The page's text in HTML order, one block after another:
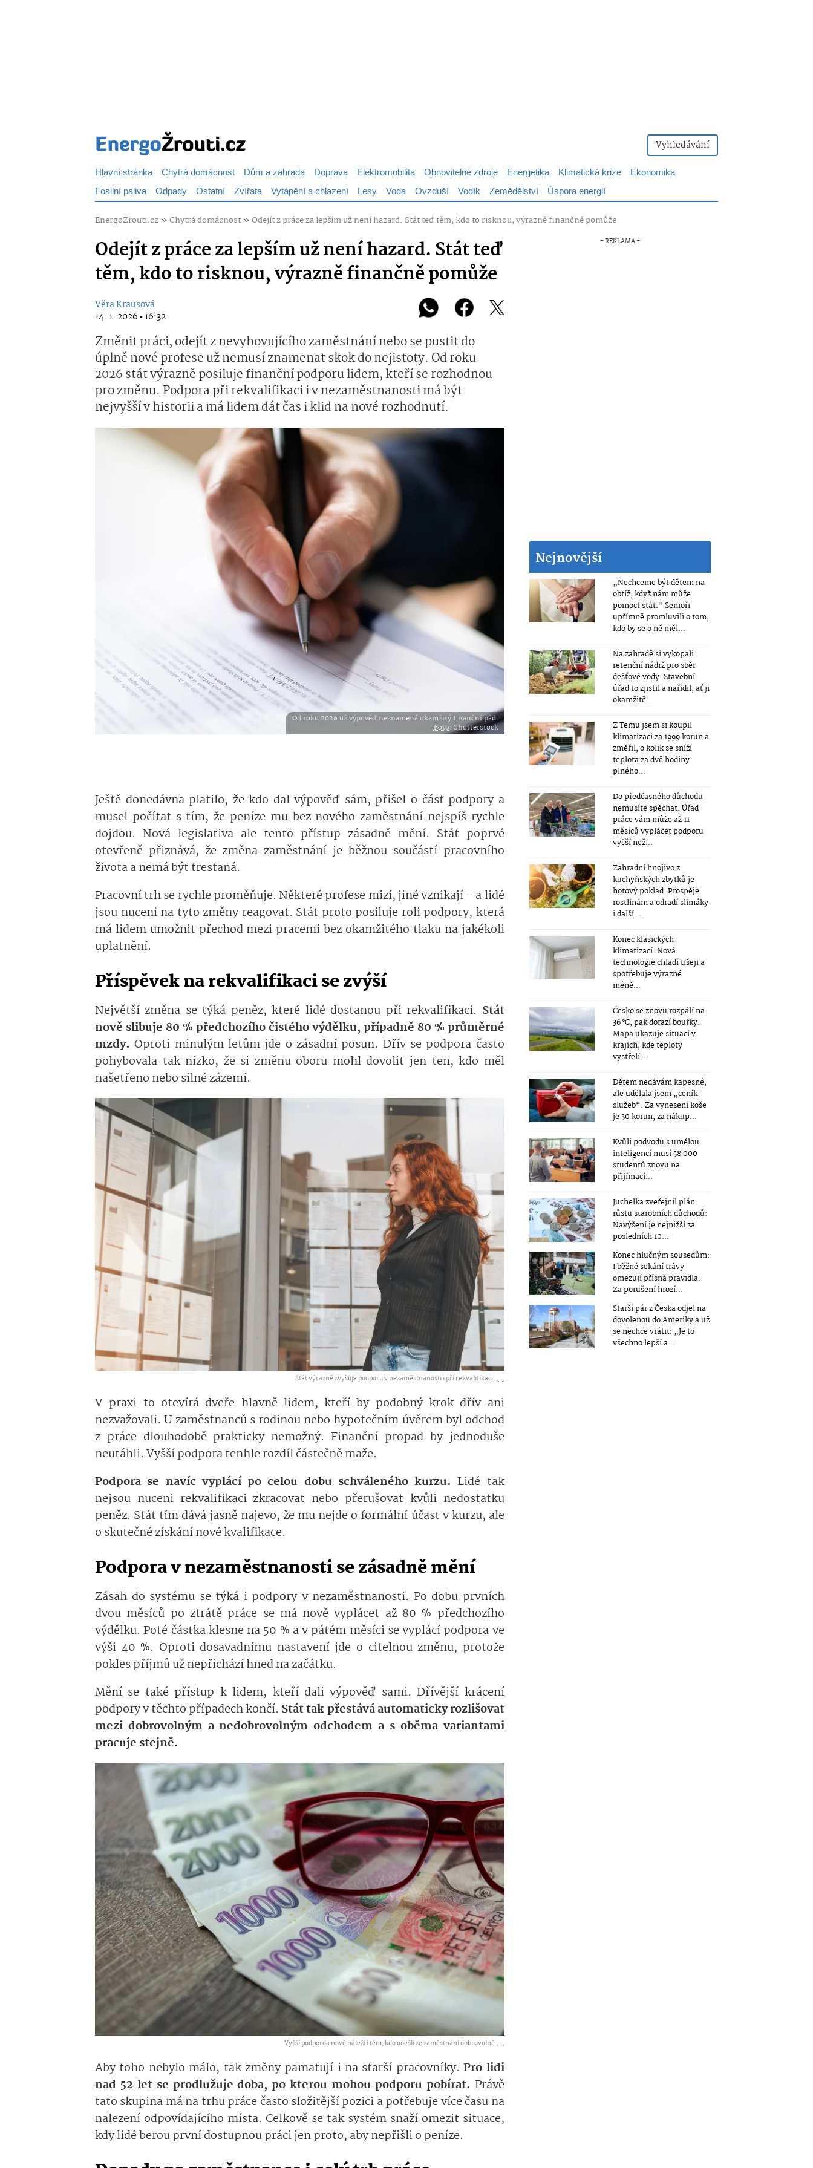
Vyhledávání
Hlavní stránka Chytrá domácnost Dům a zahrada Doprava Elektromobilita Obnovitelné zdroje Energetika Klimatická krize
Ekonomika
Fosilní paliva Odpady Ostatní Zvířata Vytápění a chlazení Lesy Voda Ovzduší Vodík Zemědělství Úspora energií
EnergoZrouti.cz»Chytrá domácnost»Odejít z práce za lepším už není hazard. Stát teď těm, kdo to risknou, výrazně finančně pomůže
Odejít z práce za lepším už není hazard. Stát teď
těm, kdo to risknou, výrazně finančně pomůže
Věra Krausová
14. 1. 2026 ▪ 16:32
Změnit práci, odejít z nevyhovujícího zaměstnání nebo se pustit do
úplně nové profese už nemusí znamenat skok do nejistoty. Od roku
2026 stát výrazně posiluje finanční podporu lidem, kteří se rozhodnou
pro změnu. Podpora při rekvalifikaci i v nezaměstnanosti má být
nejvyšší v historii a má lidem dát čas i klid na nové rozhodnutí.
Od roku 2026 už výpověď neznamená okamžitý finanční pád.
Foto: Shutterstock
Ještě donedávna platilo, že kdo dal výpověď sám, přišel o část podpory a
musel počítat s tím, že peníze mu bez nového zaměstnání nejspíš rychle
dojdou. Nová legislativa ale tento přístup zásadně mění. Stát poprvé
otevřeně přiznává, že změna zaměstnání je běžnou součástí pracovního
života a nemá být trestaná.
Pracovní trh se rychle proměňuje. Některé profese mizí, jiné vznikají – a lidé
jsou nuceni na tyto změny reagovat. Stát proto posiluje roli podpory, která
má lidem umožnit přechod mezi pracemi bez okamžitého tlaku na jakékoli
uplatnění.
Příspěvek na rekvalifikaci se zvýší
Největší změna se týká peněz, které lidé dostanou při rekvalifikaci. Stát
nově slibuje 80 % předchozího čistého výdělku, případně 80 % průměrné
mzdy. Oproti minulým letům jde o zásadní posun. Dřív se podpora často
pohybovala tak nízko, že si změnu oboru mohl dovolit jen ten, kdo měl
našetřeno nebo silné zázemí.
Stát výrazně zvyšuje podporu v nezaměstnanosti i při rekvalifikaci. ,...
V praxi to otevírá dveře hlavně lidem, kteří by podobný krok dřív ani
nezvažovali. U zaměstnanců s rodinou nebo hypotečním úvěrem byl odchod
z práce dlouhodobě prakticky nemožný. Finanční propad by jednoduše
neutáhli. Vyšší podpora tenhle rozdíl částečně maže.
Podpora se navíc vyplácí po celou dobu schváleného kurzu. Lidé tak
nejsou nuceni rekvalifikaci zkracovat nebo přerušovat kvůli nedostatku
peněz. Stát tím dává jasně najevo, že mu nejde o formální účast v kurzu, ale
o skutečné získání nové kvalifikace.
Podpora v nezaměstnanosti se zásadně mění
Zásah do systému se týká i podpory v nezaměstnanosti. Po dobu prvních
dvou měsíců po ztrátě práce se má nově vyplácet až 80 % předchozího
výdělku. Poté částka klesne na 50 % a v pátém měsíci se vyplácí podpora ve
výši 40 %. Oproti dosavadnímu nastavení jde o citelnou změnu, protože
pokles příjmů už nepřichází hned na začátku.
Mění se také přístup k lidem, kteří dali výpověď sami. Dřívější krácení
podpory v těchto případech končí. Stát tak přestává automaticky rozlišovat
mezi dobrovolným a nedobrovolným odchodem a s oběma variantami
pracuje stejně.
Vyšší podporda nově náleží i těm, kdo odešli ze zaměstnání dobrovolně ,...
Aby toho nebylo málo, tak změny pamatují i na starší pracovníky.Pro lidi
nad 52 let se prodlužuje doba, po kterou mohou podporu pobírat. Právě
tato skupina má na trhu práce často složitější pozici a potřebuje více času na
nalezení odpovídajícího místa. Celkově se tak systém snaží omezit situace,
kdy lidé berou první dostupnou práci jen proto, aby nepřišli o peníze.
Nejnovější
„Nechceme být dětem na
obtíž, když nám může
pomoct stát.“ Senioři
upřímně promluvili o tom,
kdo by se o ně měl...
Na zahradě si vykopali
retenční nádrž pro sběr
dešťové vody. Stavební
úřad to zjistil a nařídil, ať ji
okamžitě...
Z Temu jsem si koupil
klimatizaci za 1999 korun a
změřil, o kolik se sníží
teplota za dvě hodiny
plného...
Do předčasného důchodu
nemusíte spěchat. Úřad
práce vám může až 11
měsíců vyplácet podporu
vyšší než...
Zahradní hnojivo z
kuchyňských zbytků je
hotový poklad: Prospěje
rostlinám a odradí slimáky
i další...
Konec klasických
klimatizací: Nová
technologie chladí tišeji a
spotřebuje výrazně
méně...
Česko se znovu rozpálí na
36 °C, pak dorazí bouřky.
Mapa ukazuje situaci v
krajích, kde teploty
vystřelí...
Dětem nedávám kapesné,
ale udělala jsem „ceník
služeb“. Za vynesení koše
je 30 korun, za nákup...
Kvůli podvodu s umělou
inteligencí musí 58 000
studentů znovu na
přijímací...
Juchelka zveřejnil plán
růstu starobních důchodů:
Navýšení je nejnižší za
posledních 10...
Konec hlučným sousedům:
I běžné sekání trávy
omezují přísná pravidla.
Za porušení hrozí...
Starší pár z Česka odjel na
dovolenou do Ameriky a už
se nechce vrátit: „Je to
všechno lepší a...